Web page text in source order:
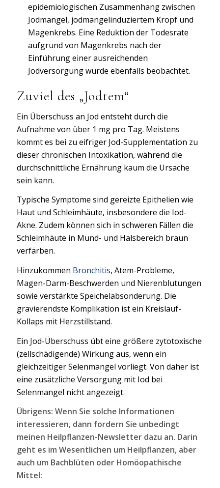
epidemiologischen Zusammenhang zwischen
Jodmangel, jodmangelinduziertem Kropf und
Magenkrebs. Eine Reduktion der Todesrate
aufgrund von Magenkrebs nach der
Einführung einer ausreichenden
Jodversorgung wurde ebenfalls beobachtet.
Zuviel des „Jodtem“
Ein Überschuss an Jod entsteht durch die
Aufnahme von über 1 mg pro Tag. Meistens
kommt es bei zu eifriger Jod-Supplementation zu
dieser chronischen Intoxikation, während die
durchschnittliche Ernährung kaum die Ursache
sein kann.
Typische Symptome sind gereizte Epithelien wie
Haut und Schleimhäute, insbesondere die Iod-
Akne. Zudem können sich in schweren Fällen die
Schleimhäute in Mund- und Halsbereich braun
verfärben.
Hinzukommen Bronchitis, Atem-Probleme,
Magen-Darm-Beschwerden und Nierenblutungen
sowie verstärkte Speichelabsonderung. Die
gravierendste Komplikation ist ein Kreislauf-
Kollaps mit Herzstillstand.
Ein Jod-Überschuss übt eine größere zytotoxische
(zellschädigende) Wirkung aus, wenn ein
gleichzeitiger Selenmangel vorliegt. Von daher ist
eine zusätzliche Versorgung mit Iod bei
Selenmangel nicht angezeigt.
Übrigens: Wenn Sie solche Informationen
interessieren, dann fordern Sie unbedingt
meinen Heilpflanzen-Newsletter dazu an. Darin
geht es im Wesentlichen um Heilpflanzen, aber
auch um Bachblüten oder Homöopathische
Mittel: